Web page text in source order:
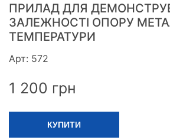
ПРИЛАД ДЛЯ
ЗАЛЕЖНОСТІ ОПОРУ
ТЕМПЕРАТУРИ
Арт: 572
1 200 грн
КУПИТИ